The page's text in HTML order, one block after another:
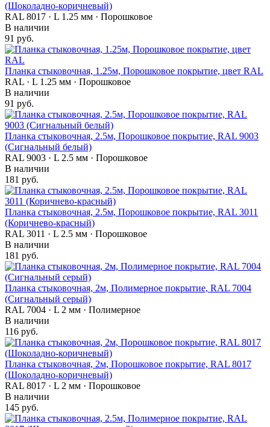
(Шоколадно-коричневый)
RAL 8017 · L 1.25 мм · Порошковое
В наличии
91 руб.
Планка стыковочная, 1.25м, Порошковое покрытие, цвет RAL
RAL · L 1.25 мм · Порошковое
В наличии
91 руб.
Планка стыковочная, 2.5м, Порошковое покрытие, RAL 9003
(Сигнальный белый)
RAL 9003 · L 2.5 мм · Порошковое
В наличии
181 руб.
Планка стыковочная, 2.5м, Порошковое покрытие, RAL 3011
(Коричнево-красный)
RAL 3011 · L 2.5 мм · Порошковое
В наличии
181 руб.
Планка стыковочная, 2м, Полимерное покрытие, RAL 7004
(Сигнальный серый)
RAL 7004 · L 2 мм · Полимерное
В наличии
116 руб.
Планка стыковочная, 2м, Порошковое покрытие, RAL 8017
(Шоколадно-коричневый)
RAL 8017 · L 2 мм · Порошковое
В наличии
145 руб.